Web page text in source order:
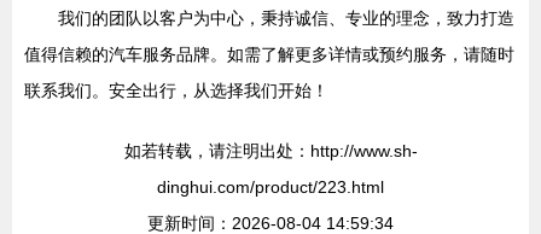
我们的团队以客户为中心，秉持诚信、专业的理念，致力打造
值得信赖的汽车服务品牌。如需了解更多详情或预约服务，请随时
联系我们。安全出行，从选择我们开始！
如若转载，请注明出处：http://www.sh-
dinghui.com/product/223.html
更新时间：2026-08-04 14:59:34